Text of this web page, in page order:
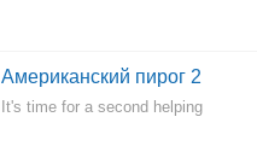
Американский пирог 2
It's time for a second helping